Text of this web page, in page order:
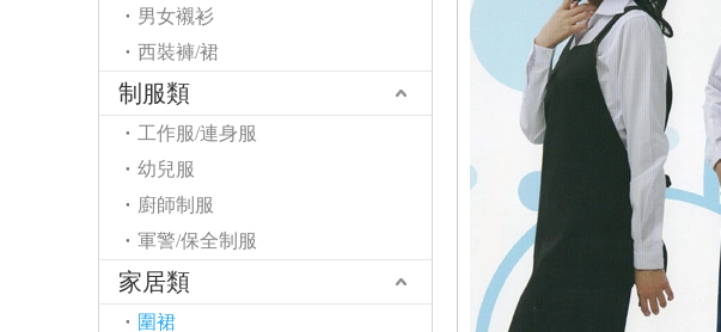
男女襯衫
西裝褲/裙
制服類
工作服/連身服
幼兒服
廚師制服
軍警/保全制服
家居類
圍裙